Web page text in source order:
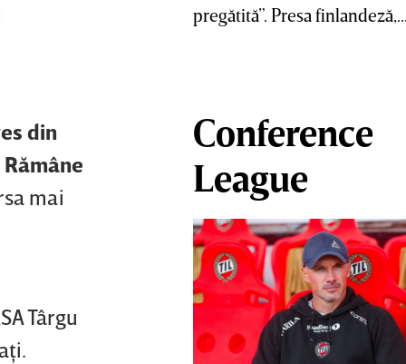
din
mai
Târgu
pregătită”. Presa
Conference
League